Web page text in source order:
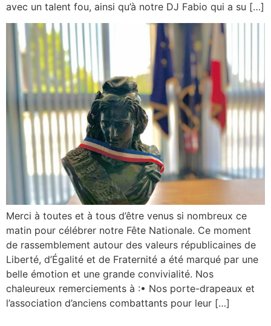
avec un talent fou, ainsi qu’à notre DJ Fabio qui a su […]
Merci à toutes et à tous d’être venus si nombreux ce
matin pour célébrer notre Fête Nationale. Ce moment
de rassemblement autour des valeurs républicaines de
Liberté, d’Égalité et de Fraternité a été marqué par une
belle émotion et une grande convivialité. Nos
chaleureux remerciements à :• Nos porte-drapeaux et
l’association d’anciens combattants pour leur […]